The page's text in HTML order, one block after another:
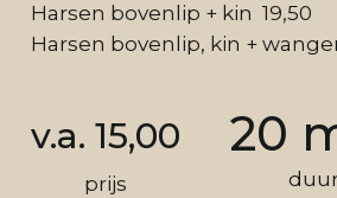
Harsen bovenlip + kin 19,50
Harsen bovenlip, kin +
v.a. 15,00
prijs
20